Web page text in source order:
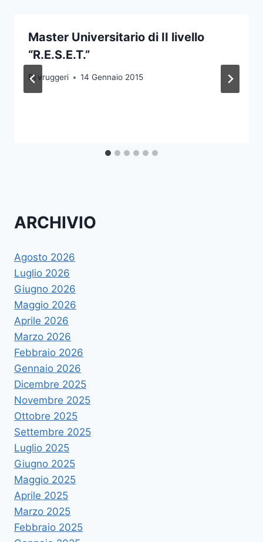
Master Universitario di II livello
“R.E.S.E.T.”
Di vruggeri 14 Gennaio 2015
ARCHIVIO
Agosto 2026
Luglio 2026
Giugno 2026
Maggio 2026
Aprile 2026
Marzo 2026
Febbraio 2026
Gennaio 2026
Dicembre 2025
Novembre 2025
Ottobre 2025
Settembre 2025
Luglio 2025
Giugno 2025
Maggio 2025
Aprile 2025
Marzo 2025
Febbraio 2025